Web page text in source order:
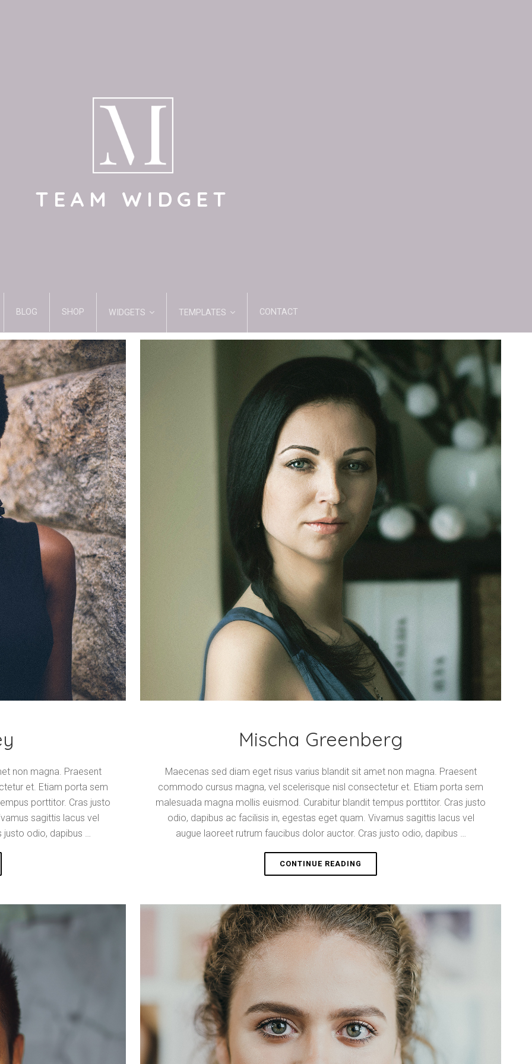
TEAM WIDGET
BLOG SHOP WIDGETS TEMPLATES CONTACT
non magna. Praesent
et. Etiam porta sem
porttitor. Cras justo
sagittis lacus vel
justo odio, dapibus …
Mischa Greenberg
Maecenas sed diam eget risus varius blandit sit amet non magna. Praesent
commodo cursus magna, vel scelerisque nisl consectetur et. Etiam porta sem
malesuada magna mollis euismod. Curabitur blandit tempus porttitor. Cras justo
odio, dapibus ac facilisis in, egestas eget quam. Vivamus sagittis lacus vel
augue laoreet rutrum faucibus dolor auctor. Cras justo odio, dapibus …
CONTINUE READING